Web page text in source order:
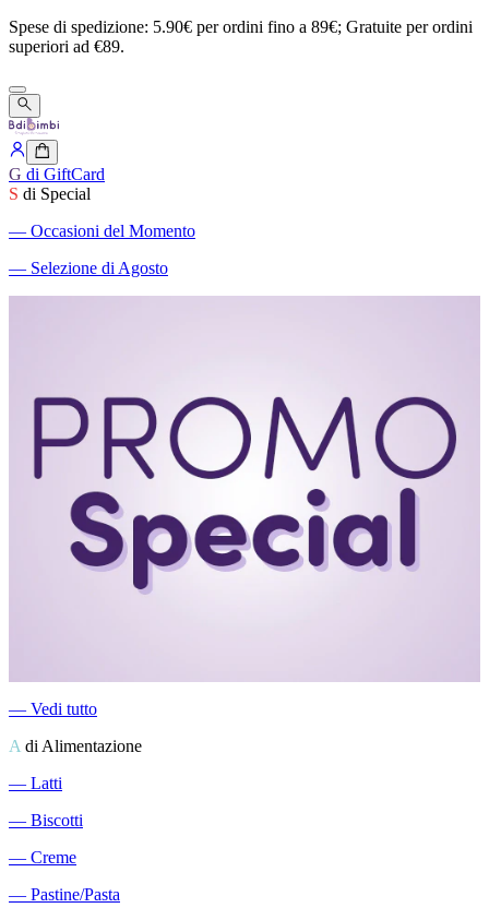
Spese di spedizione: 5.90€ perordini fino a 89€; Gratuite perordini
superiori ad €89.
G di GiftCard
S di Special
― Occasioni del Momento
― Selezione di Agosto
― Vedi tutto
A di Alimentazione
― Latti
― Biscotti
― Creme
― Pastine/Pasta